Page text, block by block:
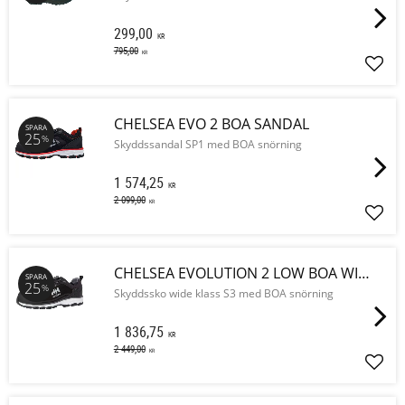
299,00 KR
795,00 KR
CHELSEA EVO 2 BOA SANDAL
Skyddssandal SP1 med BOA snörning
1 574,25 KR
2 099,00 KR
SPARA
25%
CHELSEA EVOLUTION 2 LOW BOA WIDE SKO
Skyddssko wide klass S3 med BOA snörning
1 836,75 KR
2 449,00 KR
SPARA
25%